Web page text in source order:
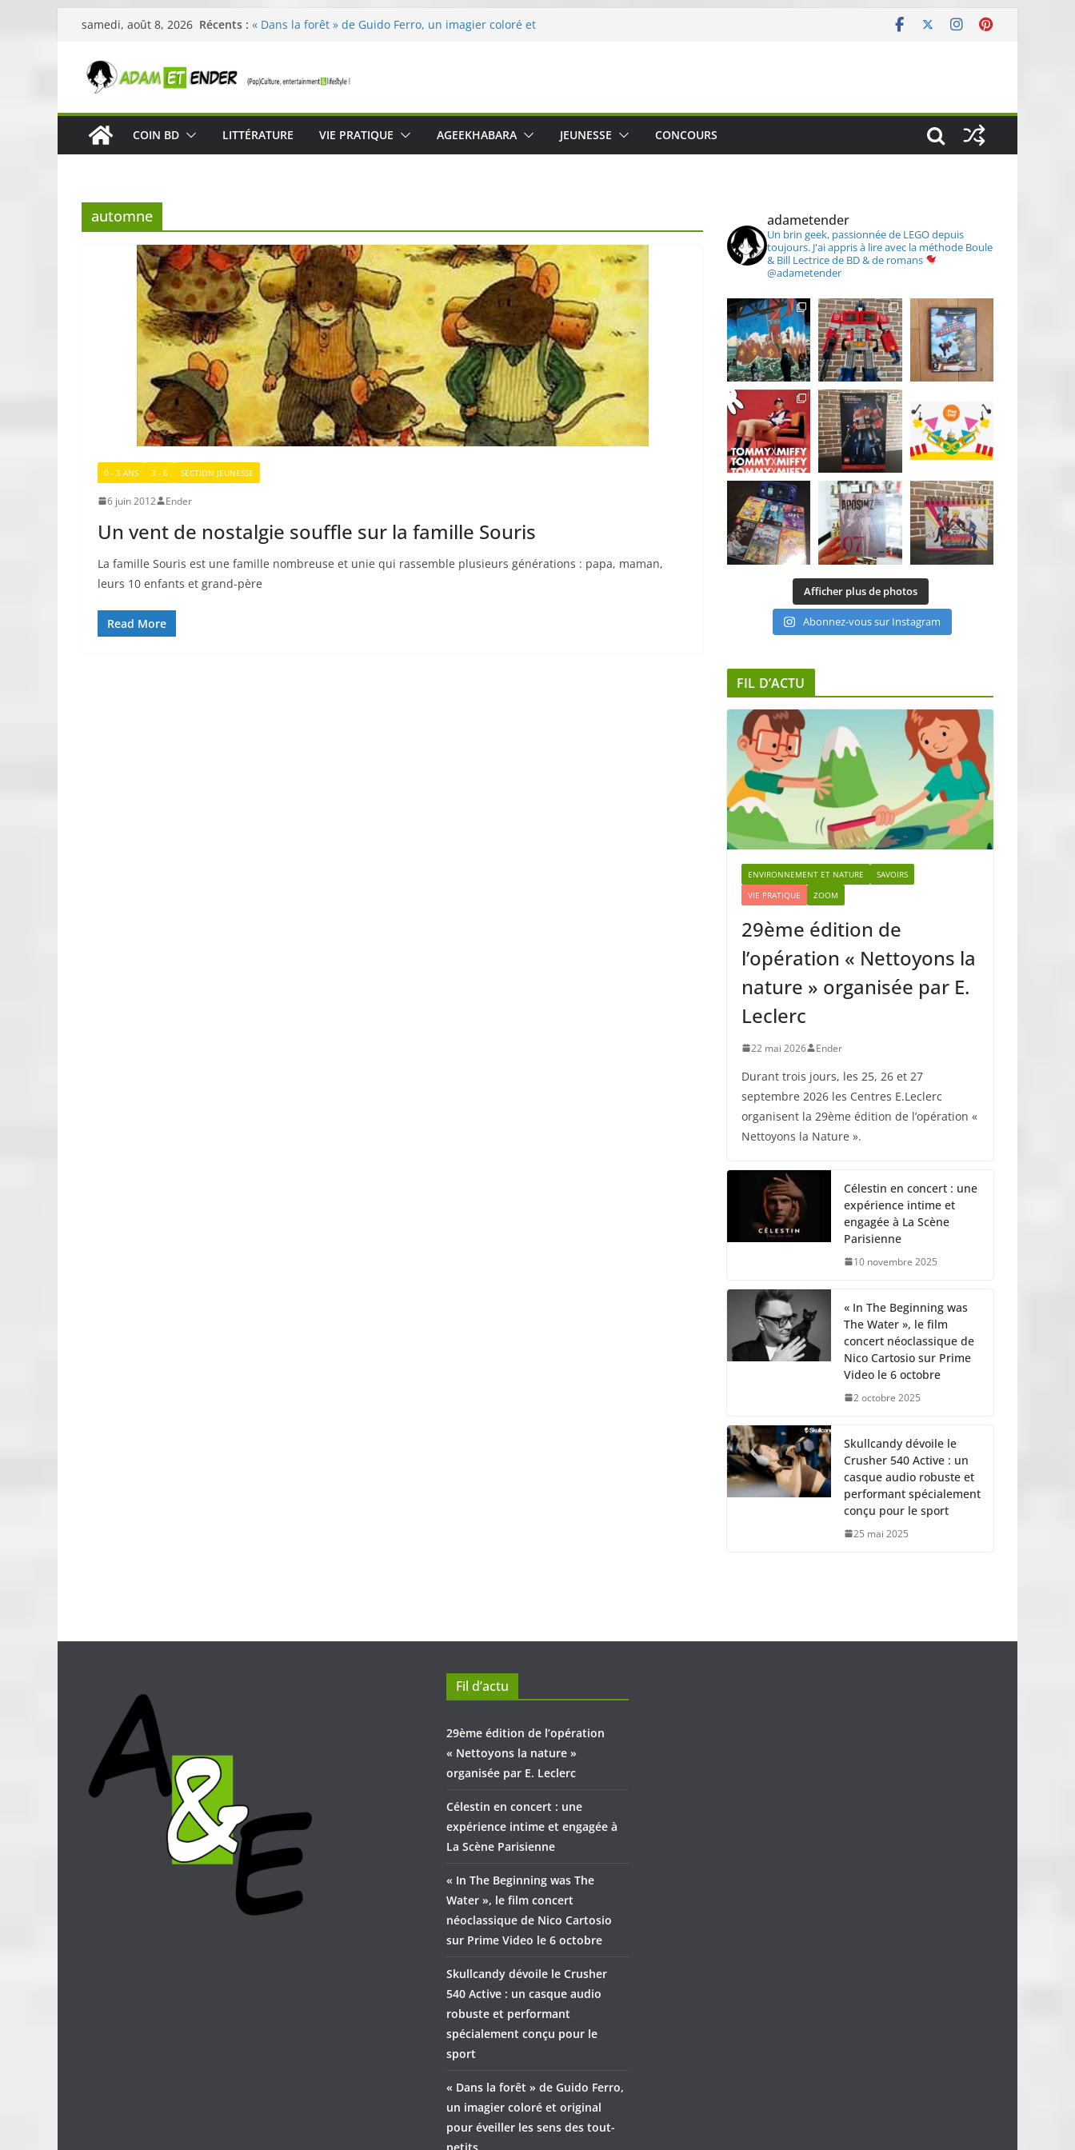
Passer
contenu
samedi, août 8, 2026 Récents : « Dans la forêt » de Guido Ferro, un imagier coloré et
Célestin en concert : une expérience intime et engagée à
« In The Beginning was The Water », le film concert
néoclassique de Nico Cartosio sur Prime Video le 6 octobre
Skullcandy dévoile le Crusher 540 Active : un casque audio
COIN BD LITTÉRATURE VIE PRATIQUE AGEEKHABARA JEUNESSE CONCOURS
automne
0 - 3 ANS 3 - 6 SECTION JEUNESSE
6 juin 2012 Ender
Un vent de nostalgie souffle sur la famille Souris
La famille Souris est une famille nombreuse et unie qui rassemble plusieurs générations : papa, maman,
leurs 10 enfants et grand-père
Read More
adametender
Un brin geek, passionnée de LEGO depuis
toujours. J'ai appris à lire avec la méthode Boule
& Bill Lectrice de BD & de romans
@adametender
Afficher plus de photos
Abonnez-vous sur Instagram
FIL D’ACTU
ENVIRONNEMENT ET NATURE
SAVOIRS
VIE PRATIQUE
ZOOM
29ème édition de
l’opération « Nettoyons la
nature » organisée par E.
Leclerc
22 mai 2026 Ender
Durant trois jours, les 25, 26 et 27
septembre 2026 les Centres E.Leclerc
organisent la 29ème édition de l’opération «
Nettoyons la Nature ».
Célestin en concert : une
expérience intime et
engagée à La Scène
Parisienne
10 novembre 2025
« In The Beginning was
The Water », le film
concert néoclassique de
Nico Cartosio sur Prime
Video le 6 octobre
2 octobre 2025
Skullcandy dévoile le
Crusher 540 Active : un
casque audio robuste et
performant spécialement
conçu pour le sport
25 mai 2025
Fil d’actu
29ème édition de l’opération
« Nettoyons la nature »
organisée par E. Leclerc
Célestin en concert : une
expérience intime et engagée à
La Scène Parisienne
« In The Beginning was The
Water », le film concert
néoclassique de Nico Cartosio
sur Prime Video le 6 octobre
Skullcandy dévoile le Crusher
540 Active : un casque audio
robuste et performant
spécialement conçu pour le
sport
« Dans la forêt » de Guido Ferro,
un imagier coloré et original
pour éveiller les sens des tout-